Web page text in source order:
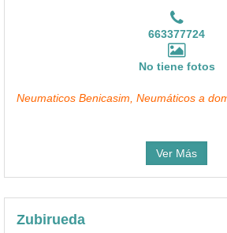
663377724
No tiene fotos
Neumaticos Benicasim, Neumáticos a
Ver Más
Zubirueda